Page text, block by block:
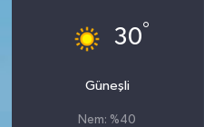
30°
Güneşli
Nem: %40